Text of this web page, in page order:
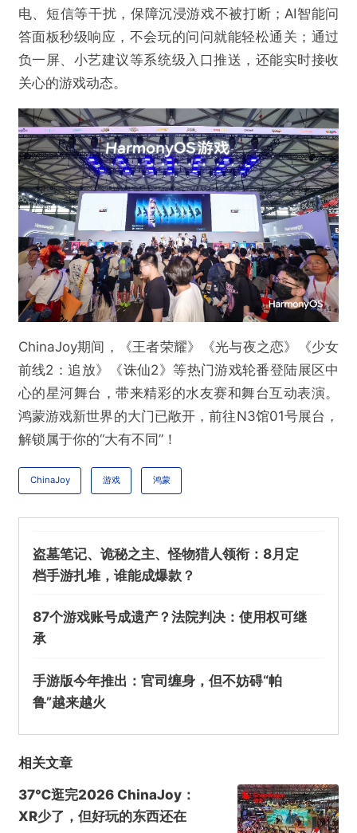
电、短信等干扰，保障沉浸游戏不被打断；AI智能问
答面板秒级响应，不会玩的问问就能轻松通关；通过
负一屏、小艺建议等系统级入口推送，还能实时接收
关心的游戏动态。
ChinaJoy期间，《王者荣耀》《光与夜之恋》《少女
前线2：追放》《诛仙2》等热门游戏轮番登陆展区中
心的星河舞台，带来精彩的水友赛和舞台互动表演。
鸿蒙游戏新世界的大门已敞开，前往N3馆01号展台，
解锁属于你的“大有不同”！
ChinaJoy 游戏 鸿蒙
盗墓笔记、诡秘之主、怪物猎人领衔：8月定
档手游扎堆，谁能成爆款？
87个游戏账号成遗产？法院判决：使用权可继
承
手游版今年推出：官司缠身，但不妨碍“帕
鲁”越来越火
相关文章
37℃逛完2026 ChinaJoy：
XR少了，但好玩的东西还在